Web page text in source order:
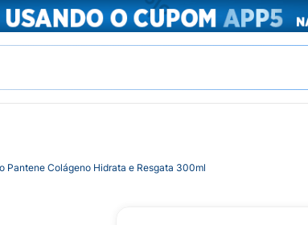
Pantene Colágeno Hidrata e Resgata 300ml